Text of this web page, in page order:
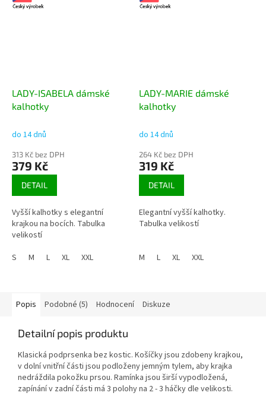
LADY-ISABELA dámské
kalhotky
do 14 dnů
313 Kč bez DPH
379 Kč
DETAIL
Vyšší kalhotky s elegantní
krajkou na bocích. Tabulka
velikostí
S
M L XL XXL
LADY-MARIE dámské
kalhotky
do 14 dnů
264 Kč bez DPH
319 Kč
DETAIL
Elegantní vyšší kalhotky.
Tabulka velikostí
M L XL XXL
Popis Podobné (5) Hodnocení Diskuze
Detailní popis produktu
Klasická podprsenka bez kostic. Košíčky jsou zdobeny krajkou,
v dolní vnitřní části jsou podloženy jemným tylem, aby krajka
nedráždila pokožku prsou. Ramínka jsou širší vypodložená,
zapínání v zadní části má 3 polohy na 2 - 3 háčky dle velikosti.